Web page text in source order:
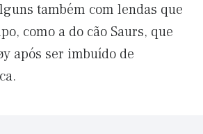
também com lendas que
como a do cão Saurs, que
após ser imbuído de